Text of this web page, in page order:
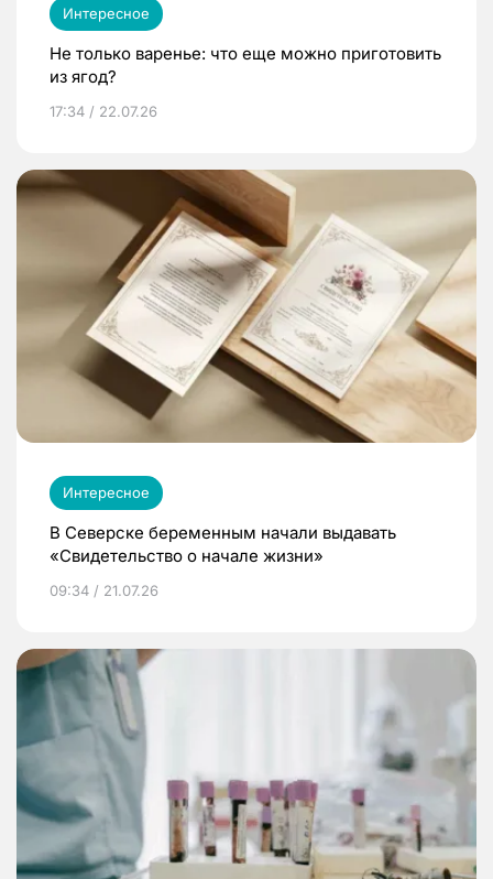
Интересное
Не только варенье: что еще можно приготовить
из ягод?
17:34 / 22.07.26
Интересное
В Северске беременным начали выдавать
«Свидетельство о начале жизни»
09:34 / 21.07.26